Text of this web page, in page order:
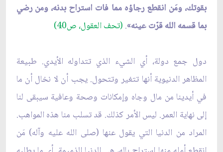
بقوتك، ومَن انقطع رجاؤه مما فات استراح بدنه، ومن رضي
بما قسمه الله قرّت عينه». (تحف العقول، ص40)
دول جمع دولة، أي الشيء الذي تتداوله الأيدي. طبيعة
المظاهر الدنيوية أنها تتغير وتتحول. يجب أن لا نخال أن ما
في أيدينا من مال وجاه وإمكانات وصحة وعافية سيبقى لنا
إلى نهاية العمر. ليس الأمر كذلك. قد تسلب منا هذه المواهب.
المراد من الدنيا التي يقول عنها (صلى الله عليه وآله) مَن